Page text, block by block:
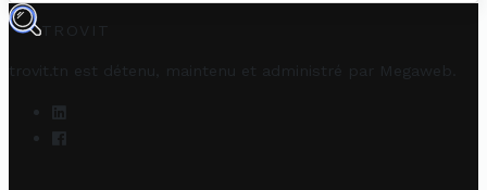
TROVIT
trovit.tn est détenu, maintenu et administré par Megaweb